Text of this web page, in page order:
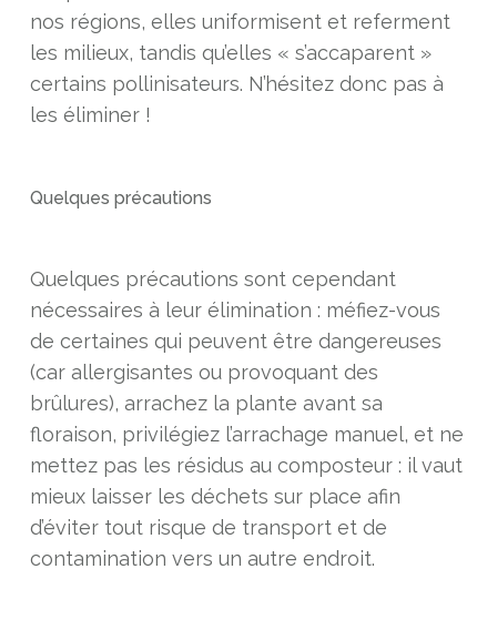
nos régions, elles uniformisent et referment
les milieux, tandis qu’elles « s’accaparent »
certains pollinisateurs. N’hésitez donc pas à
les éliminer !
Quelques précautions
Quelques précautions sont cependant
nécessaires à leur élimination : méfiez-vous
de certaines qui peuvent être dangereuses
(car allergisantes ou provoquant des
brûlures), arrachez la plante avant sa
floraison, privilégiez l’arrachage manuel, et ne
mettez pas les résidus au composteur : il vaut
mieux laisser les déchets sur place afin
d’éviter tout risque de transport et de
contamination vers un autre endroit.